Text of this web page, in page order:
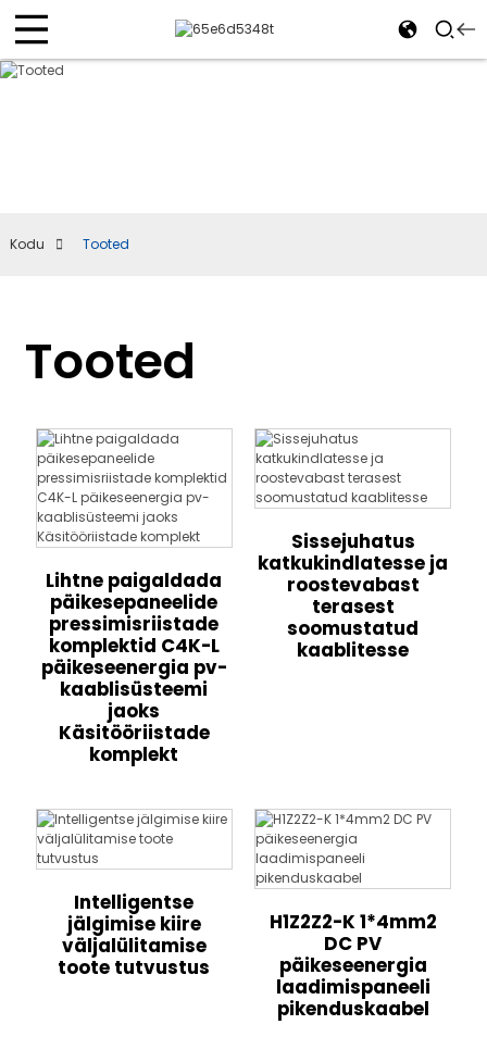
Kodu Tooted
Tooted
Lihtne paigaldada
päikesepaneelide
pressimisriistade
komplektid C4K-L
päikeseenergia pv-
kaablisüsteemi
jaoks
Käsitööriistade
komplekt
Sissejuhatus
katkukindlatesse ja
roostevabast
terasest
soomustatud
kaablitesse
Intelligentse
jälgimise kiire
väljalülitamise
toote tutvustus
H1Z2Z2-K 1*4mm2
DC PV
päikeseenergia
laadimispaneeli
pikenduskaabel